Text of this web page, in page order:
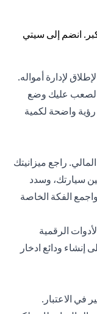
لإدارة أمواله.
الصعب عليك وضع
رؤية واضحة لكمية
راجع ميزانيتك
سيارتك، وسدد
واجمع الفكة الخاصة
الرقمية
ودائع ادخار
في الاعتبار.